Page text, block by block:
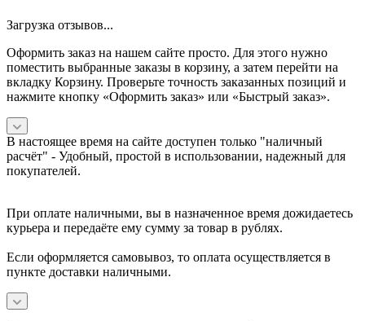
Загрузка отзывов...
Оформить заказ на нашем сайте просто. Для этого нужно
поместить выбранные заказы в корзину, а затем перейти на
вкладку Корзину. Проверьте точность заказанных позиций и
нажмите кнопку «Оформить заказ» или «Быстрый заказ».
В настоящее время на сайте доступен только "наличный
расчёт" - Удобный, простой в использовании, надежный для
покупателей.
При оплате наличными, вы в назначенное время дожидаетесь
курьера и передаёте ему сумму за товар в рублях.
Если оформляется самовывоз, то оплата осуществляется в
пункте доставки наличными.